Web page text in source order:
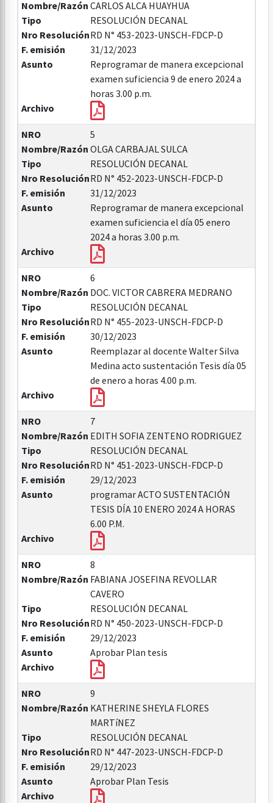
Nombre/Razón CARLOS ALCA HUAYHUA
Tipo
RESOLUCIÓN DECANAL
Nro ResoluciónRD N° 453-2023-UNSCH-FDCP-D
F. emisión
31/12/2023
Asunto
Reprogramar de manera excepcional
examen suficiencia 9 de enero 2024 a
horas 3.00 p.m.
Archivo
NRO
5
Nombre/Razón OLGA CARBAJAL SULCA
Tipo
RESOLUCIÓN DECANAL
Nro ResoluciónRD N° 452-2023-UNSCH-FDCP-D
F. emisión
31/12/2023
Asunto
Reprogramar de manera excepcional
examen suficiencia el día 05 enero
2024 a horas 3.00 p.m.
Archivo
NRO
6
Nombre/Razón DOC. VICTOR CABRERA MEDRANO
Tipo
RESOLUCIÓN DECANAL
Nro ResoluciónRD N° 455-2023-UNSCH-FDCP-D
F. emisión
30/12/2023
Asunto
Reemplazar al docente Walter Silva
Medina acto sustentación Tesis día 05
de enero a horas 4.00 p.m.
Archivo
NRO
7
Nombre/Razón EDITH SOFIA ZENTENO RODRIGUEZ
Tipo
RESOLUCIÓN DECANAL
Nro ResoluciónRD N° 451-2023-UNSCH-FDCP-D
F. emisión
29/12/2023
Asunto
programar ACTO SUSTENTACIÓN
TESIS DÍA 10 ENERO 2024 A HORAS
6.00 P.M.
Archivo
NRO
8
Nombre/Razón FABIANA JOSEFINA REVOLLAR
CAVERO
Tipo
RESOLUCIÓN DECANAL
Nro ResoluciónRD N° 450-2023-UNSCH-FDCP-D
F. emisión
29/12/2023
Asunto
Aprobar Plan tesis
Archivo
NRO
9
Nombre/Razón KATHERINE SHEYLA FLORES
MARTíNEZ
Tipo
RESOLUCIÓN DECANAL
Nro ResoluciónRD N° 447-2023-UNSCH-FDCP-D
F. emisión
29/12/2023
Asunto
Aprobar Plan Tesis
Archivo